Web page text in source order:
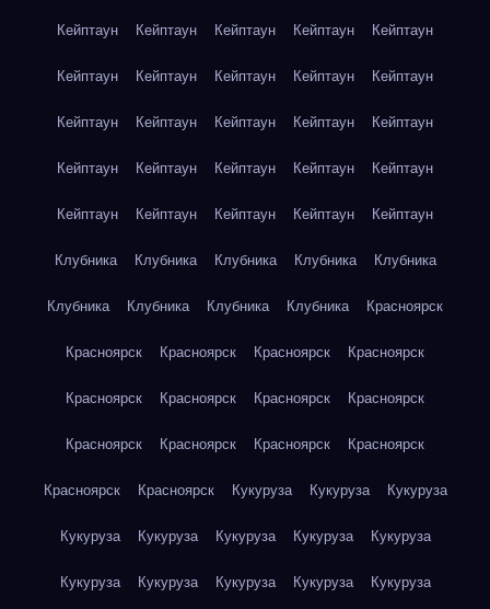
Кейптаун Кейптаун Кейптаун Кейптаун Кейптаун
Кейптаун Кейптаун Кейптаун Кейптаун Кейптаун
Кейптаун Кейптаун Кейптаун Кейптаун Кейптаун
Кейптаун Кейптаун Кейптаун Кейптаун Кейптаун
Кейптаун Кейптаун Кейптаун Кейптаун Кейптаун
Клубника Клубника Клубника Клубника Клубника
Клубника Клубника Клубника Клубника Красноярск
Красноярск Красноярск Красноярск Красноярск
Красноярск Красноярск Красноярск Красноярск
Красноярск Красноярск Красноярск Красноярск
Красноярск Красноярск Кукуруза Кукуруза Кукуруза
Кукуруза Кукуруза Кукуруза Кукуруза Кукуруза
Кукуруза Кукуруза Кукуруза Кукуруза Кукуруза